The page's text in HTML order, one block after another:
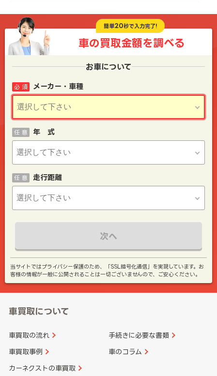
簡単20秒で入力完了!
車の買取金額を調べる
お車について
メーカー・車種
必 須
年 式
任 意
走行距離
任 意
次へ
当サイトではプライバシー保護のため、「SSL暗号化通信」を実現しています。お
客様の情報が一般に公開されることは一切ございませんので、ご安心ください。
車買取について
車買取の流れ 手続きに必要な書類
車買取事例 車のコラム
カーネクストの車買取